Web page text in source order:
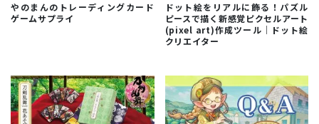
やのまんのトレーディングカード
ゲームサプライ
ドット絵をリアルに飾る！パズル
ピースで描く新感覚ピクセルアート
(pixel art)作成ツール｜ドット絵
クリエイター